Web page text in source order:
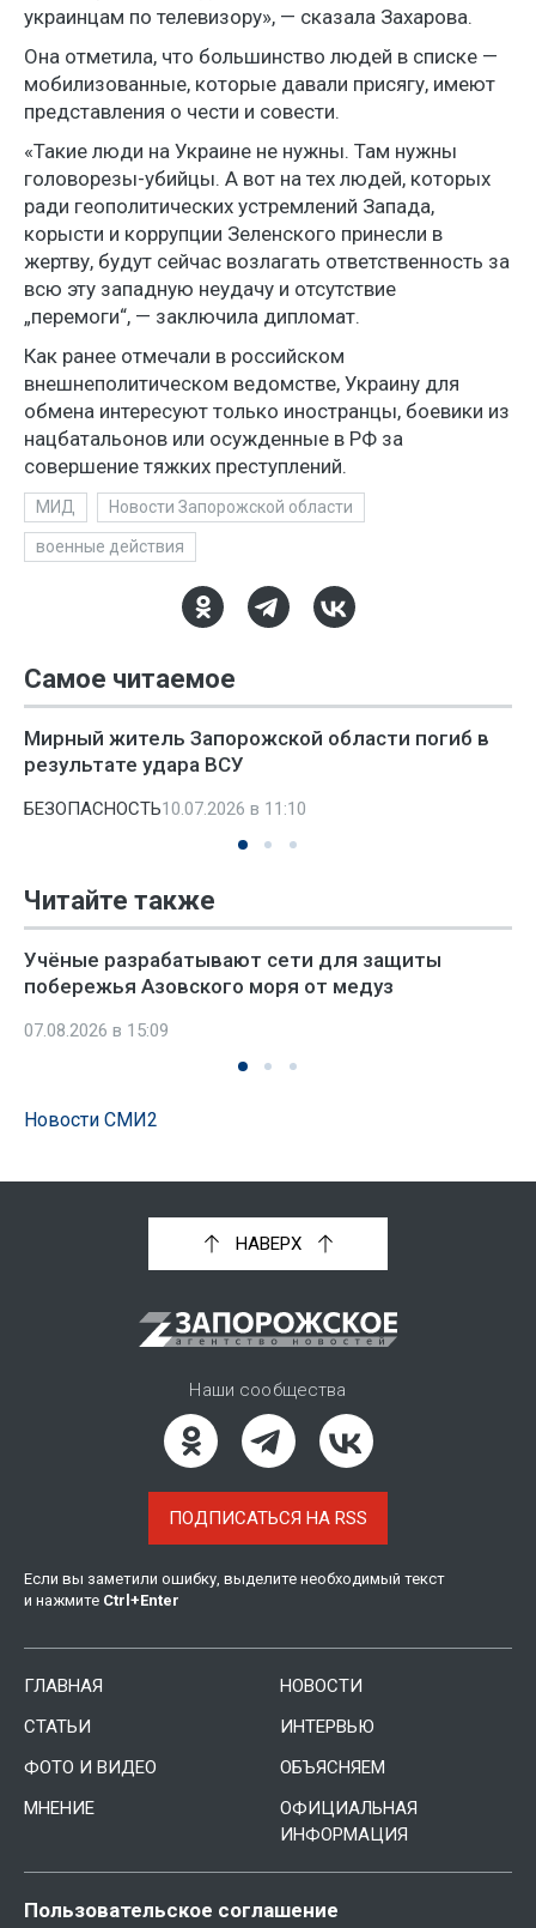
украинцам по телевизору», — сказала Захарова.
Она отметила, что большинство людей в списке —
мобилизованные, которые давали присягу, имеют
представления о чести и совести.
«Такие люди на Украине не нужны. Там нужны
головорезы-убийцы. А вот на тех людей, которых
ради геополитических устремлений Запада,
корысти и коррупции Зеленского принесли в
жертву, будут сейчас возлагать ответственность за
всю эту западную неудачу и отсутствие
„перемоги“, — заключила дипломат.
Как ранее отмечали в российском
внешнеполитическом ведомстве, Украину для
обмена интересуют только иностранцы, боевики из
нацбатальонов или осужденные в РФ за
совершение тяжких преступлений.
МИД Новости Запорожской области
военные действия
Самое читаемое
Мирный житель Запорожской области погиб в
результате удара ВСУ
БЕЗОПАСНОСТЬ10.07.2026 в 11:10
Читайте также
Учёные разрабатывают сети для защиты
побережья Азовского моря от медуз
07.08.2026 в 15:09
Новости СМИ2
НАВЕРХ
Наши сообщества
ПОДПИСАТЬСЯ НА RSS
Если вы заметили ошибку, выделите необходимый текст
и нажмите Ctrl +Enter
ГЛАВНАЯ
НОВОСТИ
СТАТЬИ
ИНТЕРВЬЮ
ФОТО И ВИДЕО
ОБЪЯСНЯЕМ
МНЕНИЕ
ОФИЦИАЛЬНАЯ
ИНФОРМАЦИЯ
Пользовательское соглашение